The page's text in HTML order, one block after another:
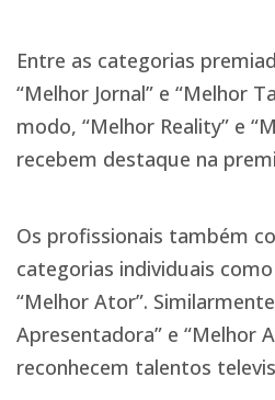
Entre as categorias
“Melhor Jornal” e “Melhor
modo, “Melhor Reality” e
recebem destaque na
Os profissionais também
categorias individuais
“Melhor Ator”.
Apresentadora” e “Melhor
reconhecem talentos